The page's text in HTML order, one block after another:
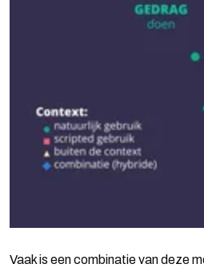
Vaak is een combinatie van deze